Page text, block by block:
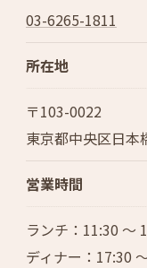
03-6265-1811
所在地
〒103-0022
東京都中央区日本
営業時間
ランチ：11:30 ～
ディナー：17:30